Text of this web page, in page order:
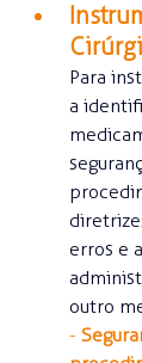
Para
a
erros e
outro
-